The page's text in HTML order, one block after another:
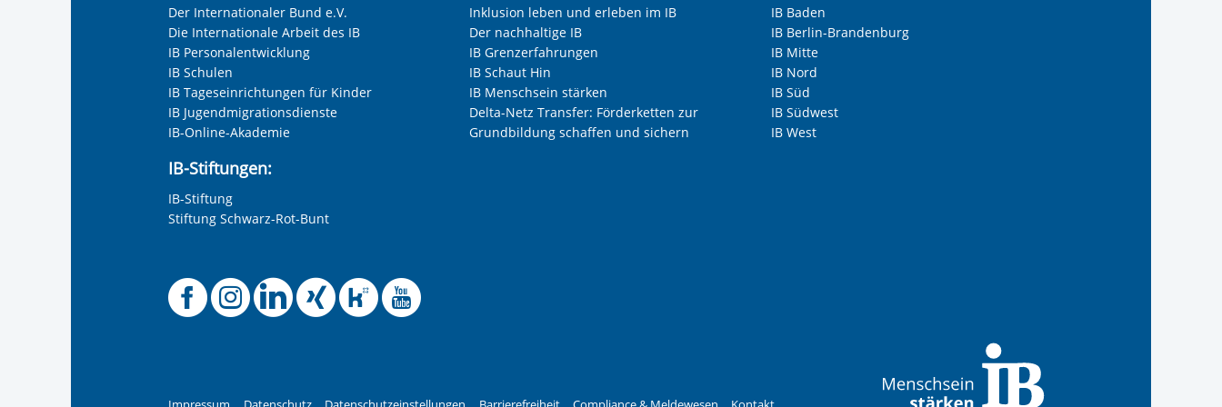
Der Internationaler Bund e.V.
Die Internationale Arbeit des IB
IB Personalentwicklung
IB Schulen
IB Tageseinrichtungen für Kinder
IB Jugendmigrationsdienste
IB-Online-Akademie
IB-Stiftungen:
IB-Stiftung
Stiftung Schwarz-Rot-Bunt
Inklusion leben und erleben im IB
Der nachhaltige IB
IB Grenzerfahrungen
IB Schaut Hin
IB Menschsein stärken
Delta-Netz Transfer: Förderketten zur
Grundbildung schaffen und sichern
IB Baden
IB Berlin-Brandenburg
IB Mitte
IB Nord
IB Süd
IB Südwest
IB West
Offizielle Facebook-Seite der IB-Freiwilligendienste
Offizielle Instagram-Seite des Internationalen Bund
Offizielle LinkedIn-Seite des Internationalen Bund
Offizielle Xing-Seite des Internationalen Bund
Offizielle Kununu-Seite des Internationalen